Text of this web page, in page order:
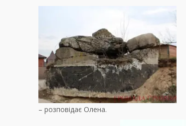
– розповідає Олена.